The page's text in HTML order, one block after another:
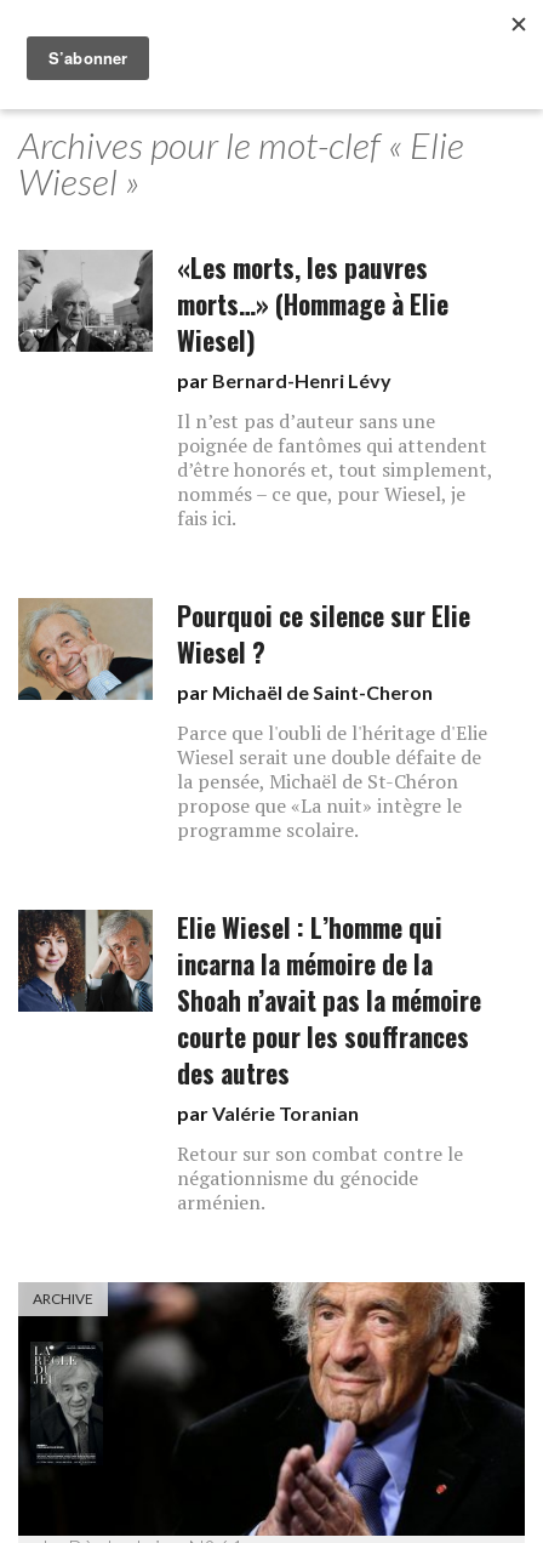
Archives pour le mot-clef « Elie
Wiesel »
«Les morts, les pauvres
morts…» (Hommage à Elie
Wiesel)
par Bernard-Henri Lévy
Il n’est pas d’auteur sans une
poignée de fantômes qui attendent
d’être honorés et, tout simplement,
nommés – ce que, pour Wiesel, je
fais ici.
Pourquoi ce silence sur Elie
Wiesel ?
par Michaël de Saint-Cheron
Parce que l'oubli de l'héritage d'Elie
Wiesel serait une double défaite de
la pensée, Michaël de St-Chéron
propose que «La nuit» intègre le
programme scolaire.
Elie Wiesel : L’homme qui
incarna la mémoire de la
Shoah n’avait pas la mémoire
courte pour les souffrances
des autres
parValérie Toranian
Retour sur son combat contre le
négationnisme du génocide
arménien.
ARCHIVE